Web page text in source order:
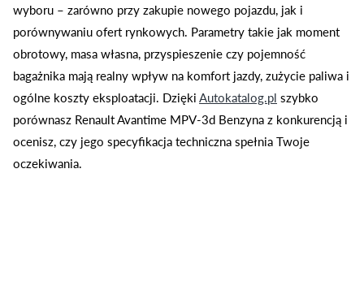
wyboru – zarówno przy zakupie nowego pojazdu, jak i
porównywaniu ofert rynkowych. Parametry takie jak moment
obrotowy, masa własna, przyspieszenie czy pojemność
bagażnika mają realny wpływ na komfort jazdy, zużycie paliwa i
ogólne koszty eksploatacji. DziękiAutokatalog.pl szybko
porównasz Renault Avantime MPV-3d Benzyna z konkurencją i
ocenisz, czy jego specyfikacja techniczna spełnia Twoje
oczekiwania.